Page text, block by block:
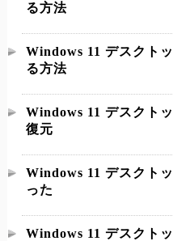
る方法
Windows 11 デスクト
る方法
Windows 11 デスクト
復元
Windows 11 デスクト
った
Windows 11 デスクト